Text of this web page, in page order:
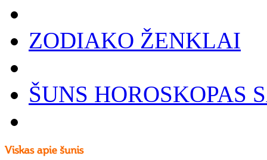
ZODIAKO ŽENKLAI
ŠUNS HOROSKOPAS